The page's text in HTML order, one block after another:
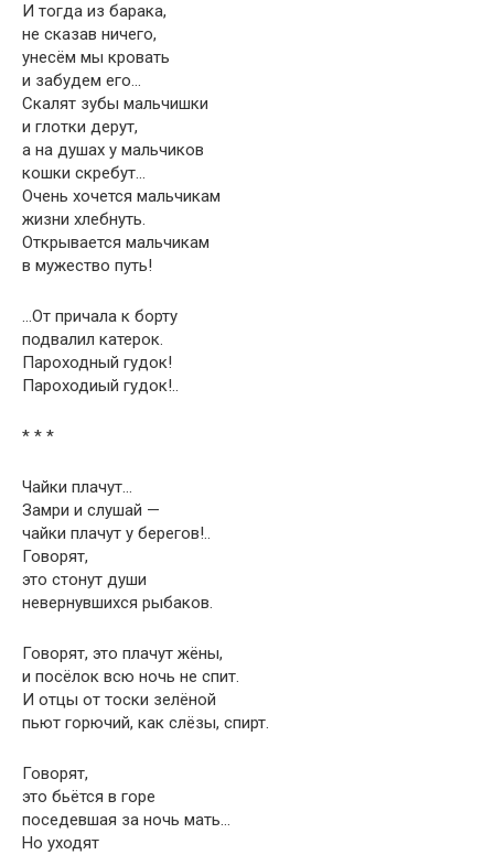
И тогда из барака,
не сказав ничего,
унесём мы кровать
и забудем его…
Скалят зубы мальчишки
и глотки дерут,
а на душах у мальчиков
кошки скребут…
Очень хочется мальчикам
жизни хлебнуть.
Открывается мальчикам
в мужество путь!
…От причала к борту
подвалил катерок.
Пароходный гудок!
Пароходиый гудок!..
* * *
Чайки плачут…
Замри и слушай —
чайки плачут у берегов!..
Говорят,
это стонут души
невернувшихся рыбаков.
Говорят, это плачут жёны,
и посёлок всю ночь не спит.
И отцы от тоски зелёной
пьют горючий, как слёзы, спирт.
Говорят,
это бьётся в горе
поседевшая за ночь мать…
Но уходят